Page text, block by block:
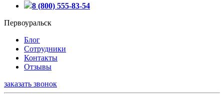
8 (800) 555-83-54
Первоуральск
Блог
Сотрудники
Контакты
Отзывы
заказать звонок